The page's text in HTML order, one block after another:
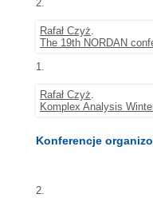
2.
Rafał Czyż.
The 19th NORDAN
1.
Rafał Czyż.
Komplex Analysis
Konferencje
2.